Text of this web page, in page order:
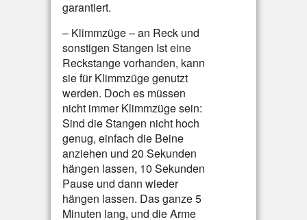
garantiert.
– Klimmzüge – an Reck und
sonstigen Stangen Ist eine
Reckstange vorhanden, kann
sie für Klimmzüge genutzt
werden. Doch es müssen
nicht immer Klimmzüge sein:
Sind die Stangen nicht hoch
genug, einfach die Beine
anziehen und 20 Sekunden
hängen lassen, 10 Sekunden
Pause und dann wieder
hängen lassen. Das ganze 5
Minuten lang, und die Arme